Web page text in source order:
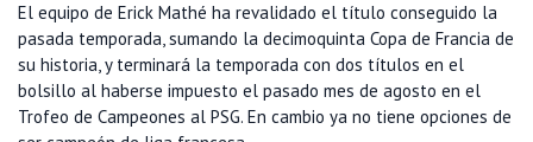
El equipo de Erick Mathé ha revalidado el título conseguido la
pasada temporada, sumando la decimoquinta Copa de Francia de
su historia, y terminará la temporada con dos títulos en el
bolsillo al haberse impuesto el pasado mes de agosto en el
Trofeo de Campeones al PSG. En cambio ya no tiene opciones de